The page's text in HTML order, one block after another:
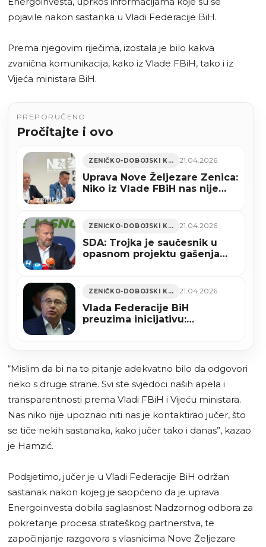
pojavile nakon sastanka u Vladi Federacije BiH.
Prema njegovim riječima, izostala je bilo kakva
zvanična komunikacija, kako iz Vlade FBiH, tako i iz
Vijeća ministara BiH.
PREPORUČENO
Pročitajte i ovo
ZENIČKO-DOBOJSKI KANTON 21.04.2026
Uprava Nove Željezare Zenica:
Niko iz Vlade FBiH nas nije
ZENIČKO-DOBOJSKI KANTON 21.04.2026
SDA: Trojka je saučesnik u
opasnom projektu gašenja
sirovina
ZENIČKO-DOBOJSKI KANTON 21.04.2026
Vlada Federacije BiH
preuzima inicijativu:
“Mislim da bi na to pitanje adekvatno bilo da odgovori
neko s druge strane. Svi ste svjedoci naših apela i
transparentnosti prema Vladi FBiH i Vijeću ministara.
Nas niko nije upoznao niti nas je kontaktirao jučer, što
se tiče nekih sastanaka, kako jučer tako i danas”, kazao
je Hamzić.
Podsjetimo, jučer je u Vladi Federacije BiH održan
sastanak nakon kojeg je saopćeno da je uprava
Energoinvesta dobila saglasnost Nadzornog odbora za
pokretanje procesa strateškog partnerstva, te
započinjanje razgovora s vlasnicima Nove Željezare